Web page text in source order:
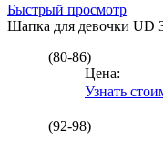
Быстрый просмотр
Шапка для девочки UD
(80-86)
Цена:
Узнать
(92-98)